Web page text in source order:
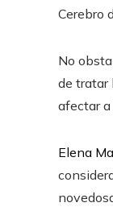
Cerebro
No
de tratar
afectar a
Elena